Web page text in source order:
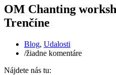
OM Chanting
Trenčíne
Blog, Udalosti
/žiadne komentáre
Nájdete nás tu: